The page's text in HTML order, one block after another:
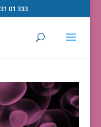
01 333